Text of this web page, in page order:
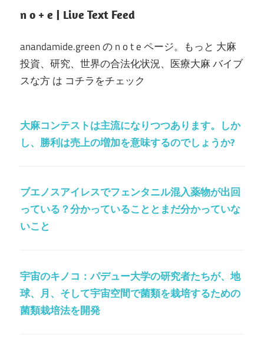
n o + e | Live Text Feed
anandamide.green の n o t e ページ。もっと 大麻
投資、研究、世界の合法化状況、医療大麻 バイブ
スな方 は コチラをチェック
大麻コンテストは主流になりつつあります。しか
し、勝利は売上の増加を意味するのでしょうか?
ブエノスアイレスでフェンタニル混入薬物が出回
っている？分かっていることとまだ分かっていな
いこと
宇宙のキノコ：パデュー大学の研究者たちが、地
球、月、そして宇宙空間で菌類を栽培するための
菌類栽培法を開発